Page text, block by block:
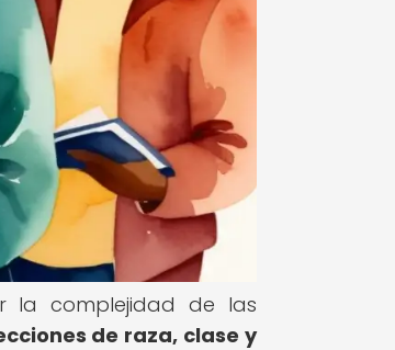
la complejidad de las
de raza, clase y